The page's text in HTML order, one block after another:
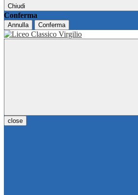
Chiudi
Conferma
Annulla Conferma
close